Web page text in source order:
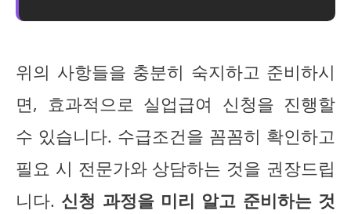
위의 사항들을 충분히 숙지하고 준비하시
면, 효과적으로 실업급여 신청을 진행할
수 있습니다. 수급조건을 꼼꼼히 확인하고
필요 시 전문가와 상담하는 것을 권장드립
니다. 신청 과정을 미리 알고 준비하는 것